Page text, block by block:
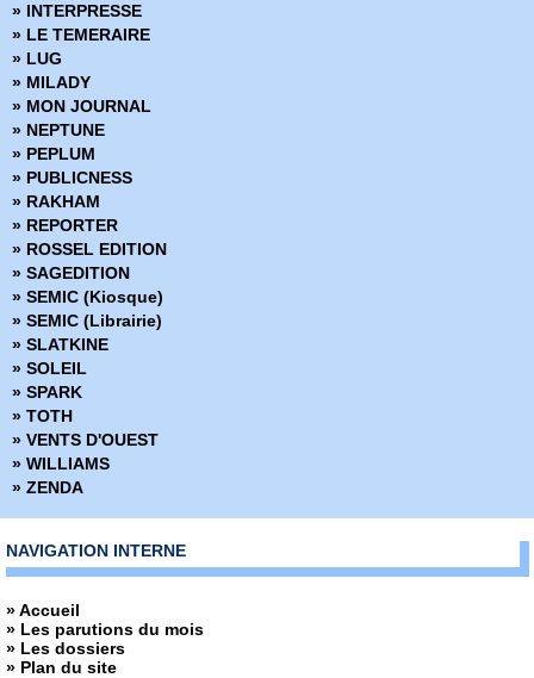
» INTERPRESSE
» LE TEMERAIRE
» LUG
» MILADY
» MON JOURNAL
» NEPTUNE
» PEPLUM
» PUBLICNESS
» RAKHAM
» REPORTER
» ROSSEL EDITION
» SAGEDITION
» SEMIC (Kiosque)
» SEMIC (Librairie)
» SLATKINE
» SOLEIL
» SPARK
» TOTH
» VENTS D'OUEST
» WILLIAMS
» ZENDA
NAVIGATION INTERNE
» Accueil
» Les parutions du mois
» Les dossiers
» Plan du site